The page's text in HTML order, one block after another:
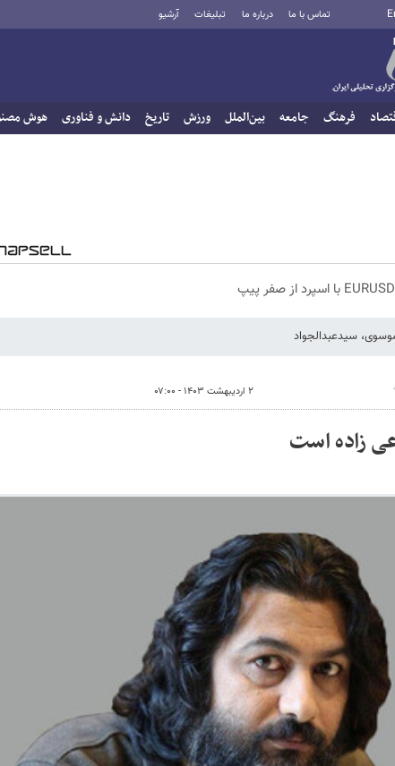
تماس با ما درباره ما تبلیغات آرشیو
فرهنگ جامعه بین‌الملل ورزش تاریخ دانش و فناوری هوش
سیدعبدالجواد
۲ اردیبهشت ۱۴۰۳ - ۰۷:۰۰
زاده است